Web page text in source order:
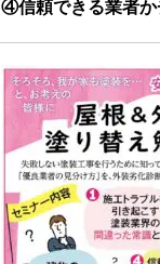
④信頼できる業者か